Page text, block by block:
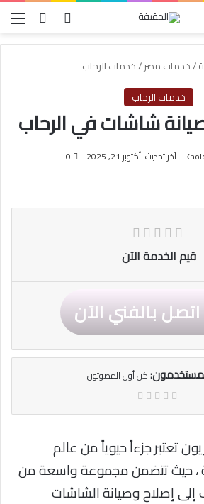
بحث عنتسجيل
/خدمات مصر/خدمات الرحاب
خدمات الرحاب
شاشات في الرحاب
آخر تحديث: أكتوبر 21, 2025 0
قيم الخدمة الآن
اتصل بالفني الآن
كن أول المصوتون !
تعتبر جزءاً حيوياً من عالم
، حيث تتضمن مجموعة واسعة من
إصلاح وصيانة الشاشات